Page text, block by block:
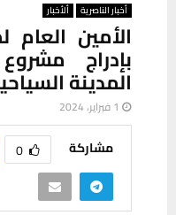
أخبار الناصرية ألأخبار
الأمين
بإدراج
المدينة
1 فبراير، 2024
مشاركة 0